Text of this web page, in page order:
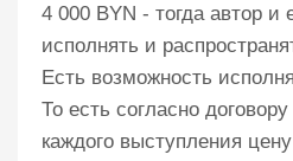
4 000 BYN - тогда автор и
исполнять и
Есть возможность
То есть согласно
каждого выступления